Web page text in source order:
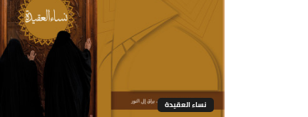
نساء العقيدة